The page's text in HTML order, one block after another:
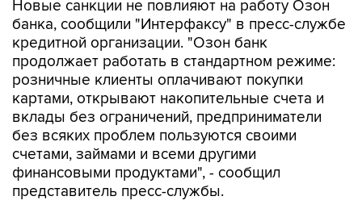
Новые санкции не повлияют на работу Озон
банка, сообщили "Интерфаксу" в пресс-службе
кредитной организации. "Озон банк
продолжает работать в стандартном режиме:
розничные клиенты оплачивают покупки
картами, открывают накопительные счета и
вклады без ограничений, предприниматели
без всяких проблем пользуются своими
счетами, займами и всеми другими
финансовыми продуктами", - сообщил
представитель пресс-службы.